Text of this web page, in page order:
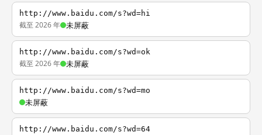
http://www.baidu.com/s?wd=hi
截至 2026 年 未屏蔽
http://www.baidu.com/s?wd=ok
截至 2026 年 未屏蔽
http://www.baidu.com/s?wd=mo
未屏蔽
http://www.baidu.com/s?wd=64